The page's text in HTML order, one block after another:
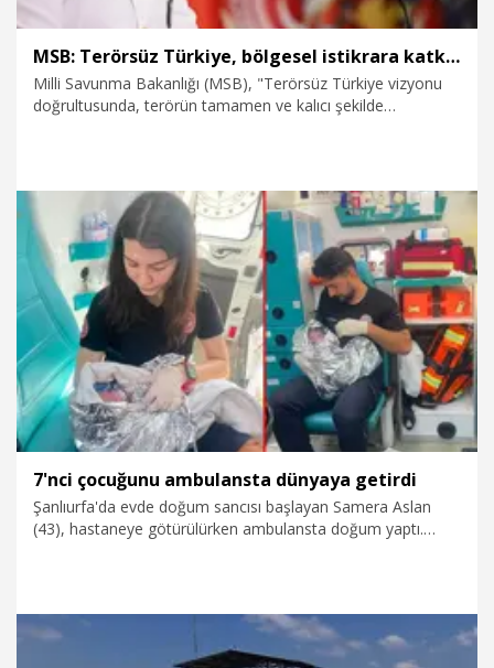
MSB: Terörsüz Türkiye, bölgesel istikrara katkı sunan stratejik bir vizyondur
Milli Savunma Bakanlığı (MSB), "Terörsüz Türkiye vizyonu
doğrultusunda, terörün tamamen ve kalıcı şekilde
bölgesel istikrara katkı sunan stratejik bir vizyondur"
açıklamasını yaptı.
6.08.2026 Gündem
7'nci çocuğunu ambulansta dünyaya getirdi
Şanlıurfa'da evde doğum sancısı başlayan Samera Aslan
(43), hastaneye götürülürken ambulansta doğum yaptı.